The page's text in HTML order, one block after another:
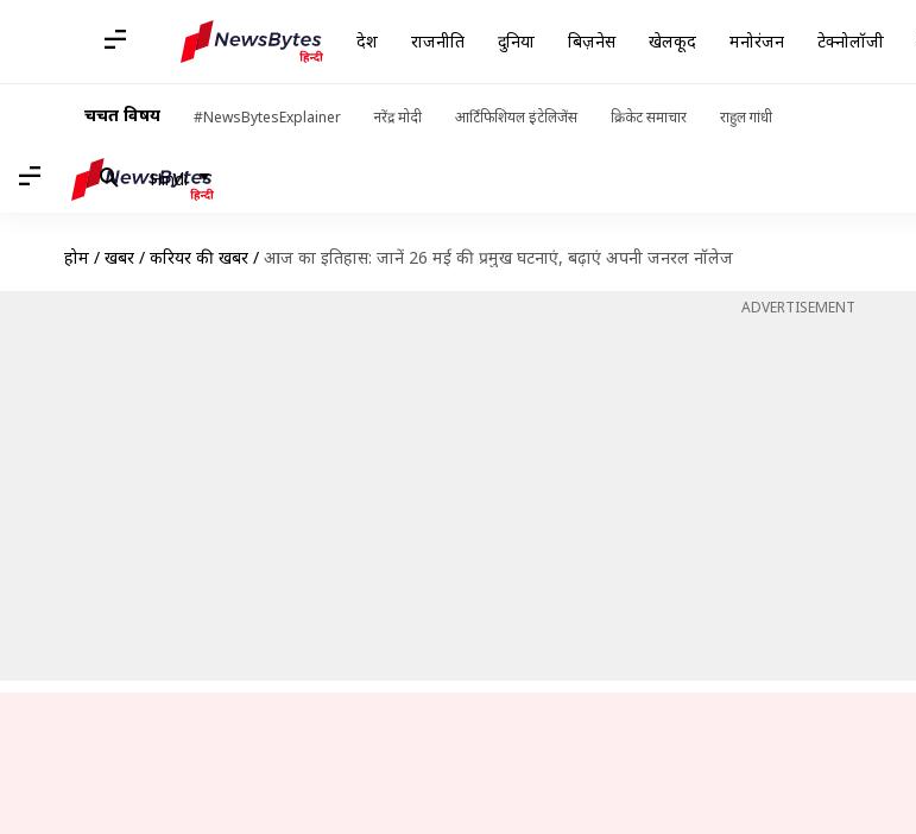
देश राजनीति दुनिया बिज़नेस खेलकूद मनोरंजन टेक्नोलॉजी
चर्चित विषय #NewsBytesExplainer नरेंद्र मोदी आर्टिफिशियल इंटेलिजेंस क्रिकेट समाचार राहुल गांधी
Hindi
होम / खबरें / करियर की खबरें / आज का इतिहास: जानें 26 मई की प्रमुख घटनाएं, बढ़ाएं अपनी जनरल नॉलेज
ADVERTISEMENT